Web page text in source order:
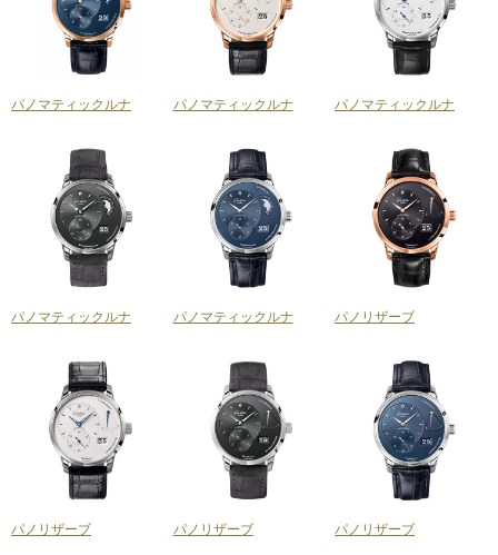
パノマティックルナ パノマティックルナ パノマティックルナ
パノマティックルナ パノマティックルナ パノリザーブ
パノリザーブ パノリザーブ パノリザーブ